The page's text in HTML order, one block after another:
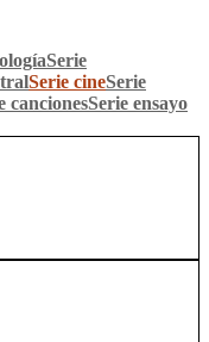
Serie
Serie cineSerie
cancionesSerie ensayo